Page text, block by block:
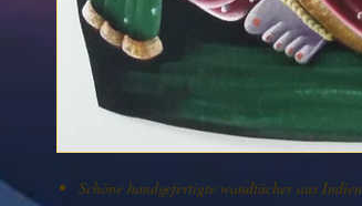
Schöne handgefertigte wandtücher aus Indien